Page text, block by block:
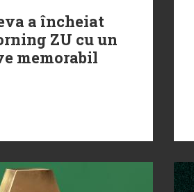
a încheiat
ZU cu un
memorabil